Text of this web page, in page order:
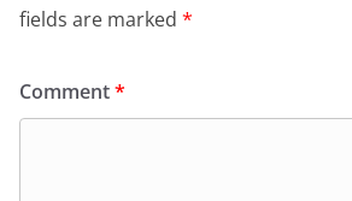
fields are marked *
Comment*